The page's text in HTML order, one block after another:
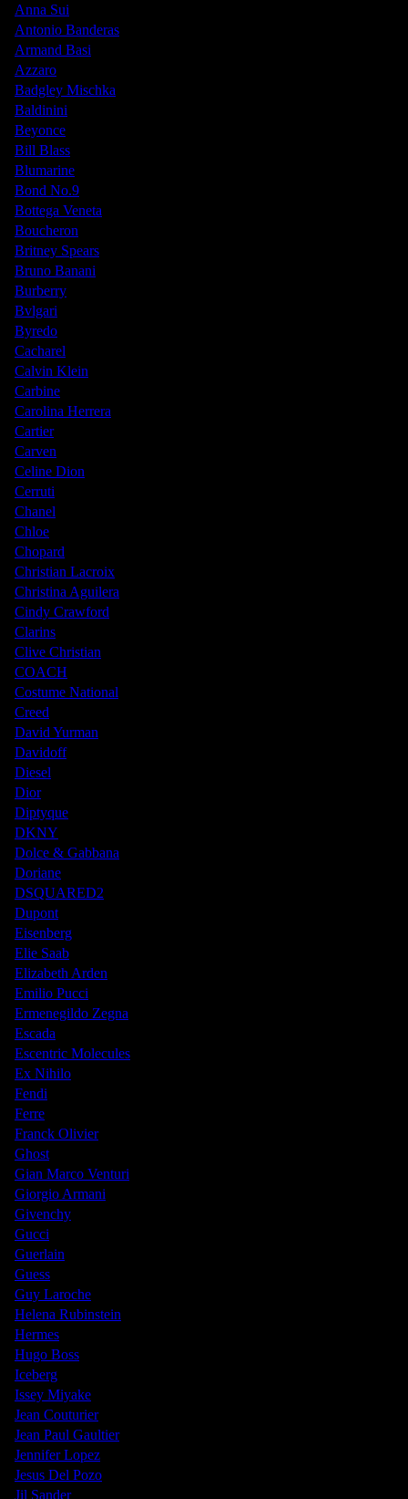
Anna Sui
Antonio Banderas
Armand Basi
Azzaro
Badgley Mischka
Baldinini
Beyonce
Bill Blass
Blumarine
Bond No.9
Bottega Veneta
Boucheron
Britney Spears
Bruno Banani
Burberry
Bvlgari
Byredo
Cacharel
Calvin Klein
Carbine
Carolina Herrera
Cartier
Carven
Celine Dion
Cerruti
Chanel
Chloe
Chopard
Christian Lacroix
Christina Aguilera
Cindy Crawford
Clarins
Clive Christian
COACH
Costume National
Creed
David Yurman
Davidoff
Diesel
Dior
Diptyque
DKNY
Dolce & Gabbana
Doriane
DSQUARED2
Dupont
Eisenberg
Elie Saab
Elizabeth Arden
Emilio Pucci
Ermenegildo Zegna
Escada
Escentric Molecules
Ex Nihilo
Fendi
Ferre
Franck Olivier
Ghost
Gian Marco Venturi
Giorgio Armani
Givenchy
Gucci
Guerlain
Guess
Guy Laroche
Helena Rubinstein
Hermes
Hugo Boss
Iceberg
Issey Miyake
Jean Couturier
Jean Paul Gaultier
Jennifer Lopez
Jesus Del Pozo
Jil Sander